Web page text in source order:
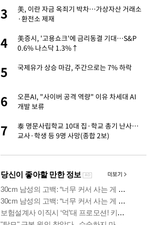
3
美, 이란 자금 옥죄기 박차…가상자산 거래소
·환전소 제재
4
美증시, '고용쇼크'에 금리동결 기대…S&P
0.6% 나스닥 1.3%↑
5 국제유가 상승 마감, 주간으로는 7% 하락
6
오픈AI, "사이버 공격 역량" 이유 차세대 AI
개발 보류
7
泰 명문사립학교 10대 집·학교 총기 난사…
교사·학생 등 9명 사망(종합 2보)